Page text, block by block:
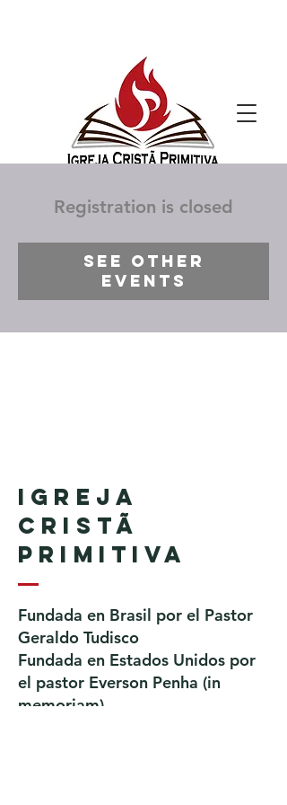
Registration is closed
See other
events
Igreja
Cristã
Primitiva
Fundada en Brasil por el Pastor
Geraldo Tudisco
Fundada en Estados Unidos por
el pastor Everson Penha ​(in
memoriam)